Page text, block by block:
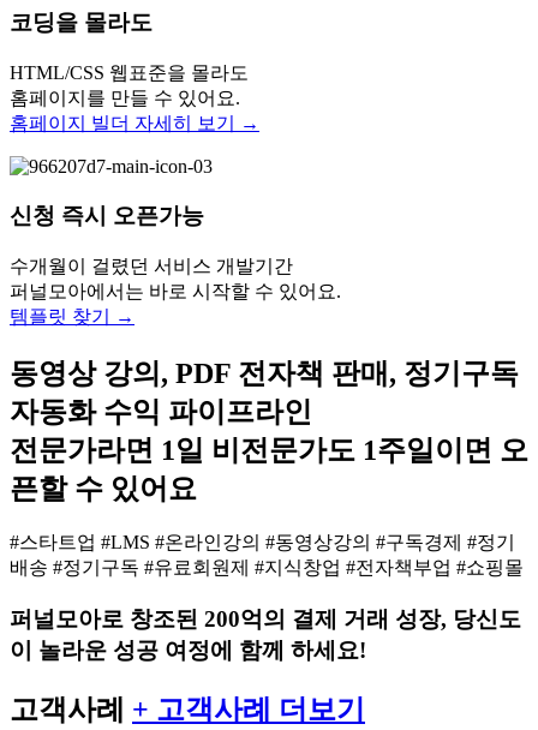
코딩을 몰라도
HTML/CSS 웹표준을 몰라도
홈페이지를 만들 수 있어요.
홈페이지 빌더 자세히 보기 →
신청 즉시 오픈가능
수개월이 걸렸던 서비스 개발기간
퍼널모아에서는 바로 시작할 수 있어요.
템플릿 찾기 →
동영상 강의, PDF 전자책 판매, 정기구독
자동화 수익 파이프라인
전문가라면 1일 비전문가도 1주일이면 오
픈할 수 있어요
#스타트업 #LMS #온라인강의 #동영상강의 #구독경제 #정기
배송 #정기구독 #유료회원제 #지식창업 #전자책부업 #쇼핑몰
퍼널모아로 창조된 200억의 결제 거래 성장, 당신도
이 놀라운 성공 여정에 함께 하세요!
고객사례 + 고객사례 더보기